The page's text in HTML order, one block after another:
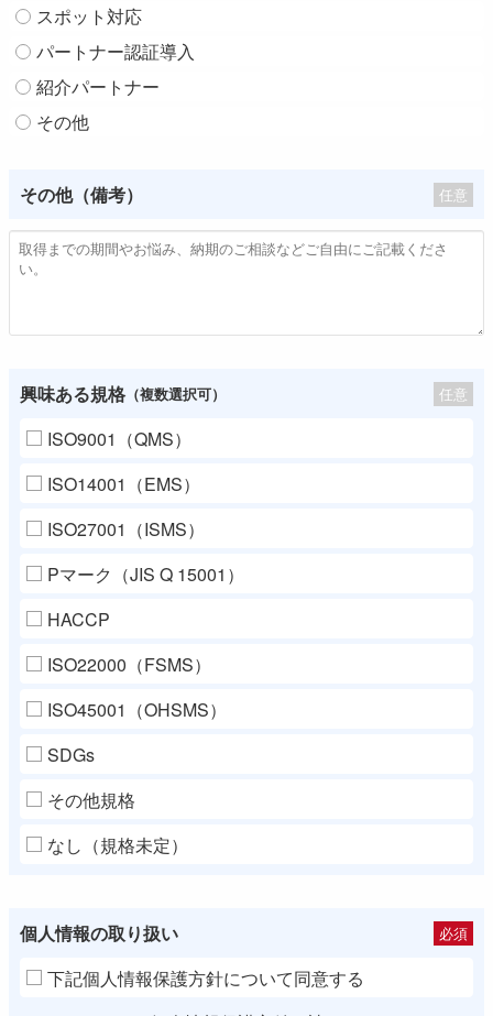
スポット対応
パートナー認証導入
紹介パートナー
その他
その他（備考） 任意
興味ある規格 （複数選択可） 任意
ISO9001（QMS）
ISO14001（EMS）
ISO27001（ISMS）
Pマーク（JIS Q 15001）
HACCP
ISO22000（FSMS）
ISO45001（OHSMS）
SDGs
その他規格
なし（規格未定）
個人情報の取り扱い 必須
下記個人情報保護方針について同意する